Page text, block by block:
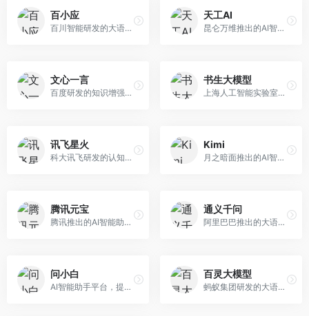
百小应
百川智能研发的大语言模型助手，专注于中文理解和生成。面向中文用户，提供知识问答、文本创作、代码辅助等服务，模型参数规模大，中文表达流畅自然。
天工AI
昆仑万维推出的AI智能助手，集成搜索、对话、创作等多种能力。面向普通用户和内容创作者，支持联网搜索、文本生成、图像理解等功能，响应速度快，免费使用。
文心一言
百度研发的知识增强大语言模型，深度融合百度知识图谱和搜索能力。面向中文用户，提供知识问答、文本创作、逻辑推理等服务，中文语境理解准确，知识覆盖面广。
书生大模型
上海人工智能实验室研发的开源大模型系列，支持多尺度和多模态。面向研究机构和开发者，开源生态完善，学术研究背景深厚，适合科研和定制开发。
讯飞星火
科大讯飞研发的认知智能大模型，深度融合语音识别和自然语言处理技术。面向企业用户和教育领域，提供语音交互、文档处理、代码生成等服务，中文语音识别准确率高。
Kimi
月之暗面推出的AI智能助手，核心优势在于超长文本处理能力，支持20万字以上文档分析。面向学术研究者、职场人士和内容创作者，提供文档解读、PPT生成、联网搜索等综合服务。
腾讯元宝
腾讯推出的AI智能助手，整合微信生态和腾讯云服务。面向普通用户和企业客户，支持文档解析、图像理解、联网搜索等功能，与腾讯产品无缝衔接，办公协作便捷。
通义千问
阿里巴巴推出的大语言模型平台，提供对话问答、文档处理、图像理解、代码编写等全方位AI服务。面向企业用户和个人开发者，集成阿里云生态，支持多模态交互，企业级安全保障。
问小白
AI智能助手平台，提供知识问答、文本创作、文档处理等服务。面向普通用户和职场人士，操作简便，响应速度快，支持多场景应用。
百灵大模型
蚂蚁集团研发的大语言模型平台，专注于金融科技和企业服务。面向金融机构和企业客户，提供智能客服、风险分析、文档处理等服务，金融场景理解深入。